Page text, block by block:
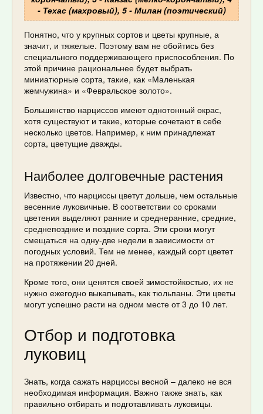
- Техас (махровый), 5 - Милан (поэтический)
Понятно, что у крупных сортов и цветы крупные, а
значит, и тяжелые. Поэтому вам не обойтись без
специального поддерживающего приспособления. По
этой причине рациональнее будет выбрать
миниатюрные сорта, такие, как «Маленькая
жемчужина» и «Февральское золото».
Большинство нарциссов имеют однотонный окрас,
хотя существуют и такие, которые сочетают в себе
несколько цветов. Например, к ним принадлежат
сорта, цветущие дважды.
Наиболее долговечные растения
Известно, что нарциссы цветут дольше, чем остальные
весенние луковичные. В соответствии со сроками
цветения выделяют ранние и среднеранние, средние,
среднепоздние и поздние сорта. Эти сроки могут
смещаться на одну-две недели в зависимости от
погодных условий. Тем не менее, каждый сорт цветет
на протяжении 20 дней.
Кроме того, они ценятся своей зимостойкостью, их не
нужно ежегодно выкапывать, как тюльпаны. Эти цветы
могут успешно расти на одном месте от 3 до 10 лет.
Отбор и подготовка
луковиц
Знать, когда сажать нарциссы весной – далеко не вся
необходимая информация. Важно также знать, как
правильно отбирать и подготавливать луковицы.